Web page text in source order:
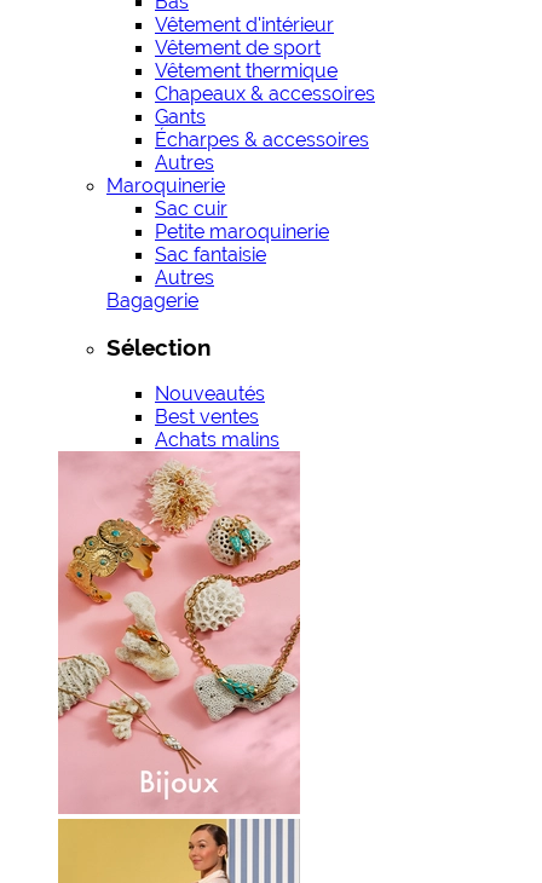
Vêtement d'intérieur
Vêtement de sport
Vêtement thermique
Chapeaux & accessoires
Gants
Écharpes & accessoires
Autres
Maroquinerie
Sac cuir
Petite maroquinerie
Sac fantaisie
Autres
Bagagerie
Sélection
Nouveautés
Best ventes
Achats malins